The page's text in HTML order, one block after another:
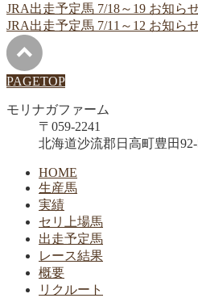
JRA出走予定馬 7/18～19 お知ら
JRA出走予定馬 7/11～12 お知ら
PAGETOP
モリナガファーム
〒059-2241
北海道沙流郡日高町豊田
HOME
生産馬
実績
セリ上場馬
出走予定馬
レース結果
概要
リクルート